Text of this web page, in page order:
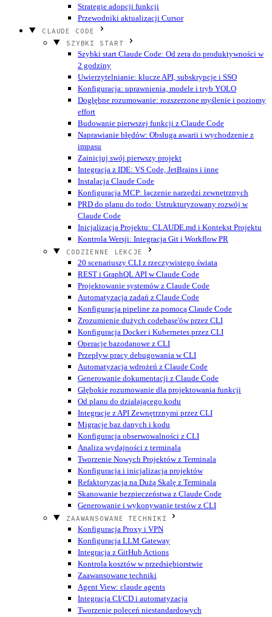
Strategie adopcji funkcji
Przewodniki aktualizacji Cursor
CLAUDE CODE
SZYBKI START
Szybki start Claude Code: Od zera do produktywności w
2 godziny
Uwierzytelnianie: klucze API, subskrypcje i SSO
Konfiguracja: uprawnienia, modele i tryb YOLO
Dogłębne rozumowanie: rozszerzone myślenie i poziomy
effort
Budowanie pierwszej funkcji z Claude Code
Naprawianie błędów: Obsługa awarii i wychodzenie z
impasu
Zainicjuj swój pierwszy projekt
Integracja z IDE: VS Code, JetBrains i inne
Instalacja Claude Code
Konfiguracja MCP: łączenie narzędzi zewnętrznych
PRD do planu do todo: Ustrukturyzowany rozwój w
Claude Code
Inicjalizacja Projektu: CLAUDE.md i Kontekst Projektu
Kontrola Wersji: Integracja Git i Workflow PR
CODZIENNE LEKCJE
20 scenariuszy CLI z rzeczywistego świata
REST i GraphQL API w Claude Code
Projektowanie systemów z Claude Code
Automatyzacja zadań z Claude Code
Konfiguracja pipeline za pomocą Claude Code
Zrozumienie dużych codebase'ów przez CLI
Konfiguracja Docker i Kubernetes przez CLI
Operacje bazodanowe z CLI
Przepływ pracy debugowania w CLI
Automatyzacja wdrożeń z Claude Code
Generowanie dokumentacji z Claude Code
Głębokie rozumowanie dla projektowania funkcji
Od planu do działającego kodu
Integracje z API Zewnętrznymi przez CLI
Migracje baz danych i kodu
Konfiguracja obserwowalności z CLI
Analiza wydajności z terminala
Tworzenie Nowych Projektów z Terminala
Konfiguracja i inicjalizacja projektów
Refaktoryzacja na Dużą Skalę z Terminala
Skanowanie bezpieczeństwa z Claude Code
Generowanie i wykonywanie testów z CLI
ZAAWANSOWANE TECHNIKI
Konfiguracja Proxy i VPN
Konfiguracja LLM Gateway
Integracja z GitHub Actions
Kontrola kosztów w przedsiębiorstwie
Zaawansowane techniki
Agent View: claude agents
Integracja CI/CD i automatyzacja
Tworzenie poleceń niestandardowych